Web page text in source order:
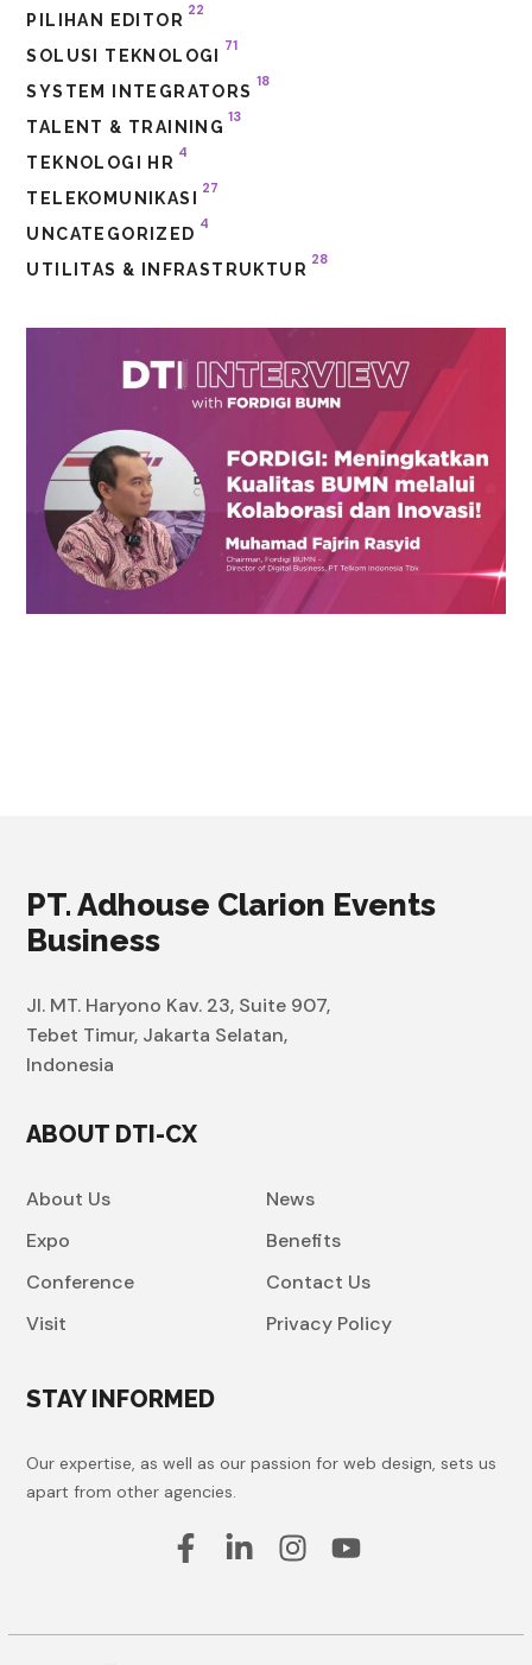
PILIHAN EDITOR
22
SOLUSI TEKNOLOGI
71
SYSTEM INTEGRATORS
18
TALENT & TRAINING
13
TEKNOLOGI HR
4
TELEKOMUNIKASI
27
UNCATEGORIZED
4
UTILITAS & INFRASTRUKTUR
28
PT. Adhouse Clarion Events
Business
Jl. MT. Haryono Kav. 23, Suite 907,
Tebet Timur, Jakarta Selatan,
Indonesia
ABOUT DTI-CX
About Us
Expo
Conference
Visit
News
Benefits
Contact Us
Privacy Policy
STAY INFORMED
Our expertise, as well as our passion for web design, sets us
apart from other agencies.